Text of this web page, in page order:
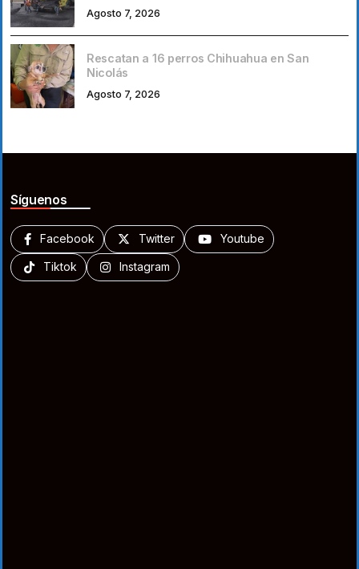
Agosto 7, 2026
Rescatan a 16 perros Chihuahua en San
Nicolás
Agosto 7, 2026
Síguenos
Facebook Twitter Youtube
Tiktok Instagram